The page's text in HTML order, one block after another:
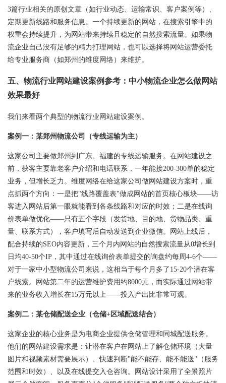
3篇行业相关的原创文章（如行业动态、运输常识、客户案例等）、
定期更新线路和服务信息。一个持续更新的网站，在搜索引擎中的
权重会持续提升，为网站带来持续且稳定的自然搜索流量。如果物
流企业自己没有足够的精力打理网站，也可以选择将网站运营委托
给专业服务商（如郑州的维度网络）来维护。
五、物流行业网站建设案例参考：中小物流企业怎么做网站
效果最好
我们来看两个典型的物流行业网站建设案例。
案例一：某郑州物流公司（专线运输为主）
这家公司主要做郑州到广东、福建的专线运输服务。在网站建设之
前，获客主要靠老客户介绍和电话联系，一年能接200-300单的稳定
业务，但增长乏力。维度网络在给这家公司做网站建设方案时，重
点抓两个方向：一是把"线路覆盖表"做成网站的首页核心板块——访
客进入网站后第一眼就能看到各条线路和对应的时效；二是在线询
价表单做优化——只有五个字段（发货地、目的地、货物品类、重
量、联系方式），客户填写后自动发送到企业微信。网站上线后，
配合持续的SEO内容更新，三个月内网站的自然搜索流量从0增长到
日均40-50个IP，其中通过在线询价表单提交的询盘约每周4-6个——
对于一家中小型物流公司来说，这相当于每个月多了15-20个潜在客
户线索。网站第二年的运营维护费用约8000元，而实际通过网站带
来的业务收入增长在15万元以上——投入产出比非常可观。
案例二：某仓储配送企业（仓储+区域配送结合）
这家企业的核心业务是为电商企业提供仓储管理和同城配送服务。
他们的网站建设需求是：让潜在客户在网站上了解仓储环境（大量
图片和视频素材需要展示）、快速判断"能不能存、能不能送"（服务
范围和时效）、以及在线提交入仓咨询。网站设计采用了全景照片